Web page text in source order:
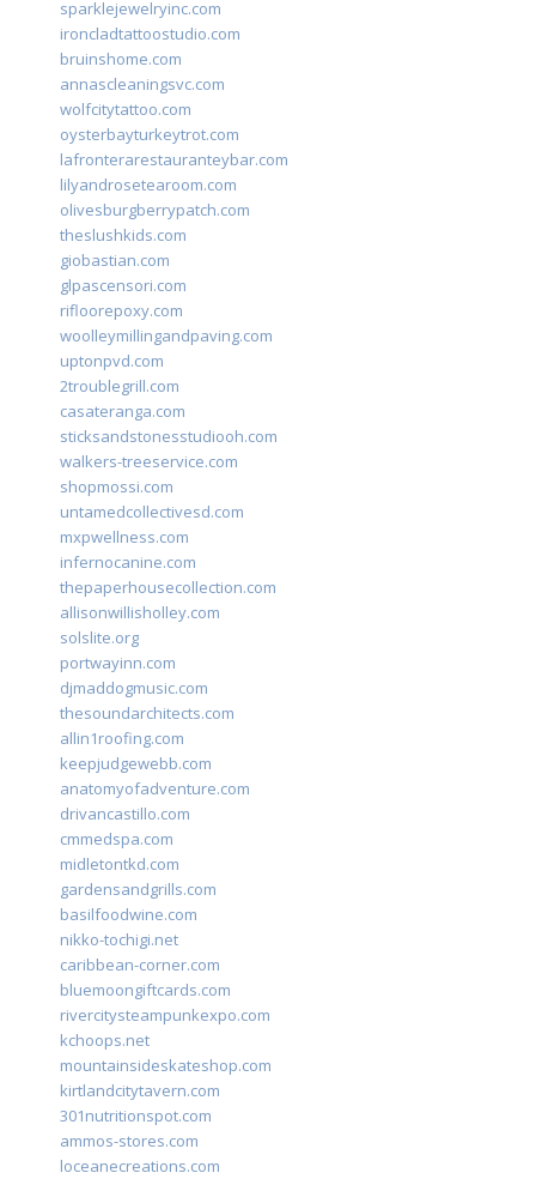
sparklejewelryinc.com
ironcladtattoostudio.com
bruinshome.com
annascleaningsvc.com
wolfcitytattoo.com
oysterbayturkeytrot.com
lafronterarestauranteybar.com
lilyandrosetearoom.com
olivesburgberrypatch.com
theslushkids.com
giobastian.com
glpascensori.com
rifloorepoxy.com
woolleymillingandpaving.com
uptonpvd.com
2troublegrill.com
casateranga.com
sticksandstonesstudiooh.com
walkers-treeservice.com
shopmossi.com
untamedcollectivesd.com
mxpwellness.com
infernocanine.com
thepaperhousecollection.com
allisonwillisholley.com
solslite.org
portwayinn.com
djmaddogmusic.com
thesoundarchitects.com
allin1roofing.com
keepjudgewebb.com
anatomyofadventure.com
drivancastillo.com
cmmedspa.com
midletontkd.com
gardensandgrills.com
basilfoodwine.com
nikko-tochigi.net
caribbean-corner.com
bluemoongiftcards.com
rivercitysteampunkexpo.com
kchoops.net
mountainsideskateshop.com
kirtlandcitytavern.com
301nutritionspot.com
ammos-stores.com
loceanecreations.com